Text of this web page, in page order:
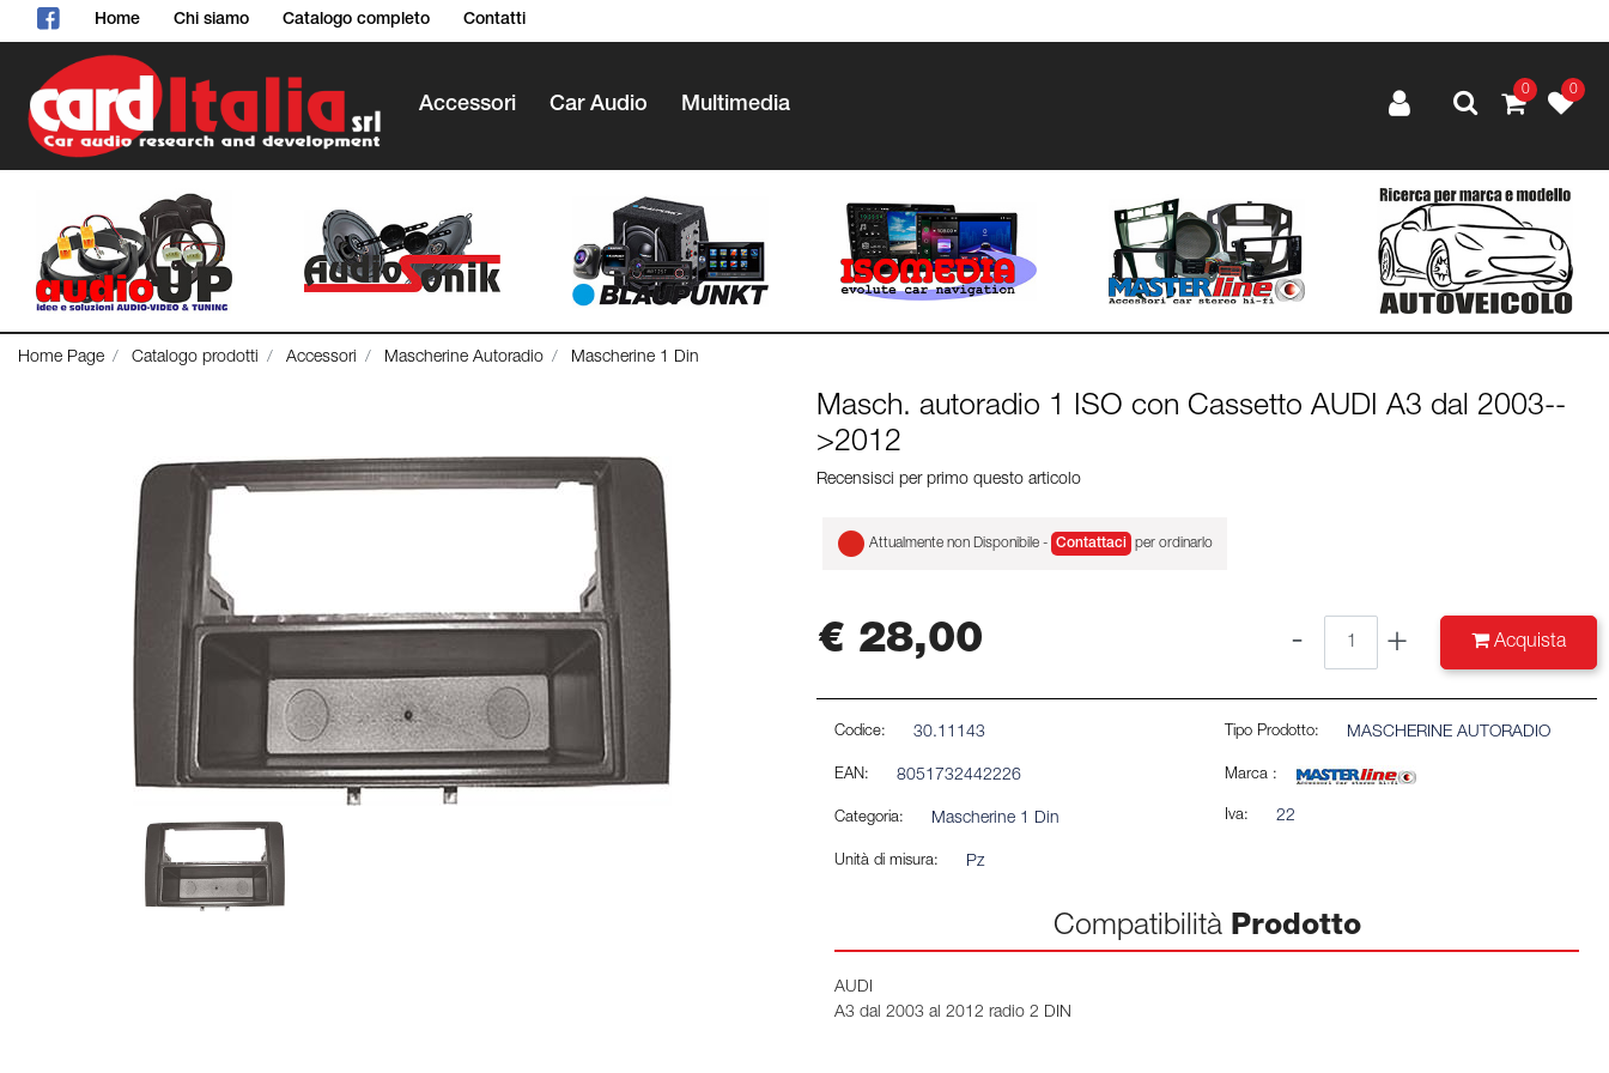
Home Chi siamo Catalogo completo Contatti
Accessori Car Audio Multimedia
0 0
Home Page Catalogo prodotti Accessori Mascherine Autoradio Mascherine 1 Din
Masch. autoradio 1 ISO con Cassetto AUDI A3 dal 2003--
>2012
Recensisci per primo questo articolo
Attualmente non Disponibile - Contattaci per ordinarlo
€ 28,00 Acquista
Codice: 30.11143
EAN: 8051732442226
Categoria: Mascherine 1 Din
Unità di misura: Pz
Tipo Prodotto: MASCHERINE AUTORADIO
Marca :
Iva: 22
Compatibilità Prodotto
AUDI
A3 dal 2003 al 2012 radio 2 DIN